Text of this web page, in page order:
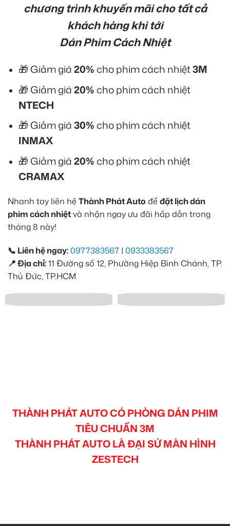
chương trình khuyến mãi cho tất cả
khách hàng khi tới
Dán Phim Cách Nhiệt
🎁 Giảm giá20%cho phim cách nhiệt3M
🎁 Giảm giá20%cho phim cách nhiệt
NTECH
🎁 Giảm giá30%cho phim cách nhiệt
INMAX
🎁 Giảm giá20%cho phim cách nhiệt
CRAMAX
Nhanh tay liên hệ Thành Phát Auto đểđặt lịch dán
phim cách nhiệtvà nhận ngay ưu đãi hấp dẫn trong
tháng 8 này!
📞 Liên hệ ngay:0977383567 | 0933383567
📍 Địa chỉ:11 Đường số 12, Phường Hiệp Bình Chánh, TP.
Thủ Đức, TP.HCM
THÀNH PHÁT AUTO CÓ PHÒNG DÁN PHIM
TIÊU CHUẨN 3M
THÀNH PHÁT AUTO LÀ ĐẠI SỨ MÀN HÌNH
ZESTECH